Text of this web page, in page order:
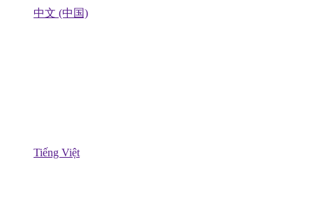
中文 (中国)
Tiếng Việt